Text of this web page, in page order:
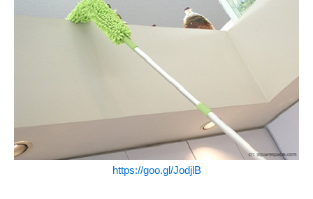
https://goo.gl/JodjlB